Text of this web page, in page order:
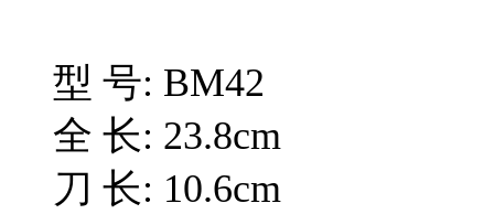
型 号: BM42
全 长: 23.8cm
刀 长: 10.6cm